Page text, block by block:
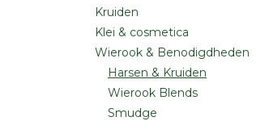
Kruiden
Klei & cosmetica
Wierook & Benodigdheden
Harsen & Kruiden
Wierook Blends
Smudge